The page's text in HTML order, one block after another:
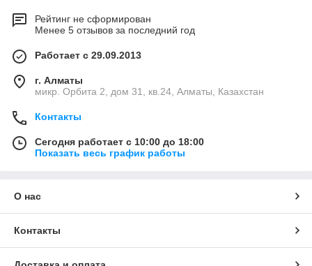
Рейтинг не сформирован
Менее 5 отзывов за последний год
Работает с 29.09.2013
г. Алматы
микр. Орбита 2, дом 31, кв.24, Алматы, Казахстан
Контакты
Сегодня работает с 10:00 до 18:00
Показать весь график работы
О нас
Контакты